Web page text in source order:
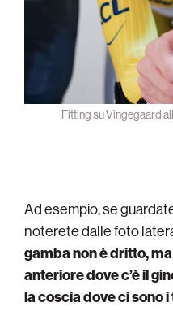
Fitting su Vingegaard
Ad esempio, se
noterete dalle foto
gamba non è dritto,
anteriore dove c’è il
la coscia dove ci sono